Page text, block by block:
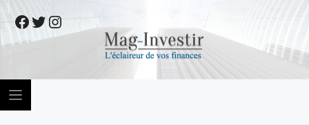
to
content
Facebook
Twitter
Instagram